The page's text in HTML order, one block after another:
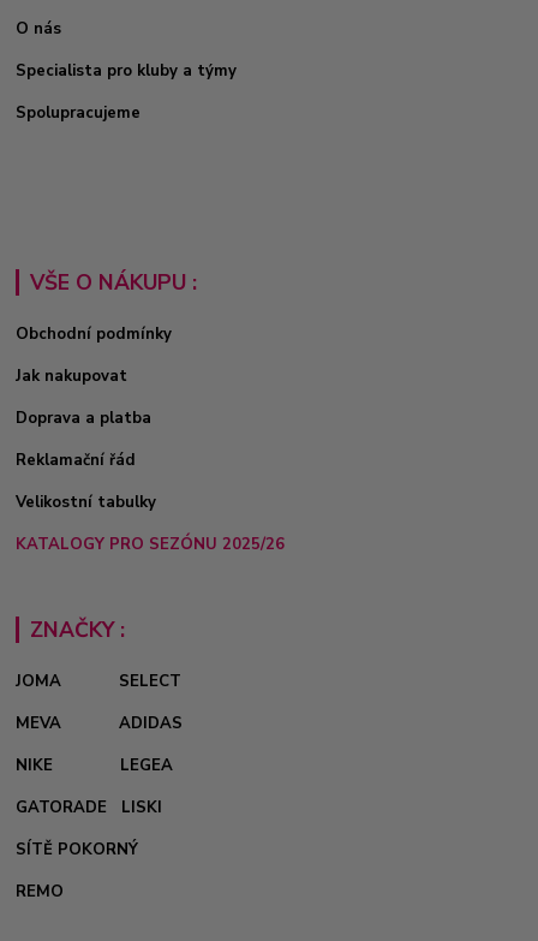
O nás
Specialista pro kluby a týmy
Spolupracujeme
VŠE O NÁKUPU :
Obchodní podmínky
Jak nakupovat
Doprava a platba
Reklamační řád
Velikostní tabulky
KATALOGY PRO SEZÓNU 2025/26
ZNAČKY :
JOMA
SELECT
MEVA
ADIDAS
NIKE
LEGEA
GATORADE
LISKI
SÍTĚ POKORNÝ
REMO